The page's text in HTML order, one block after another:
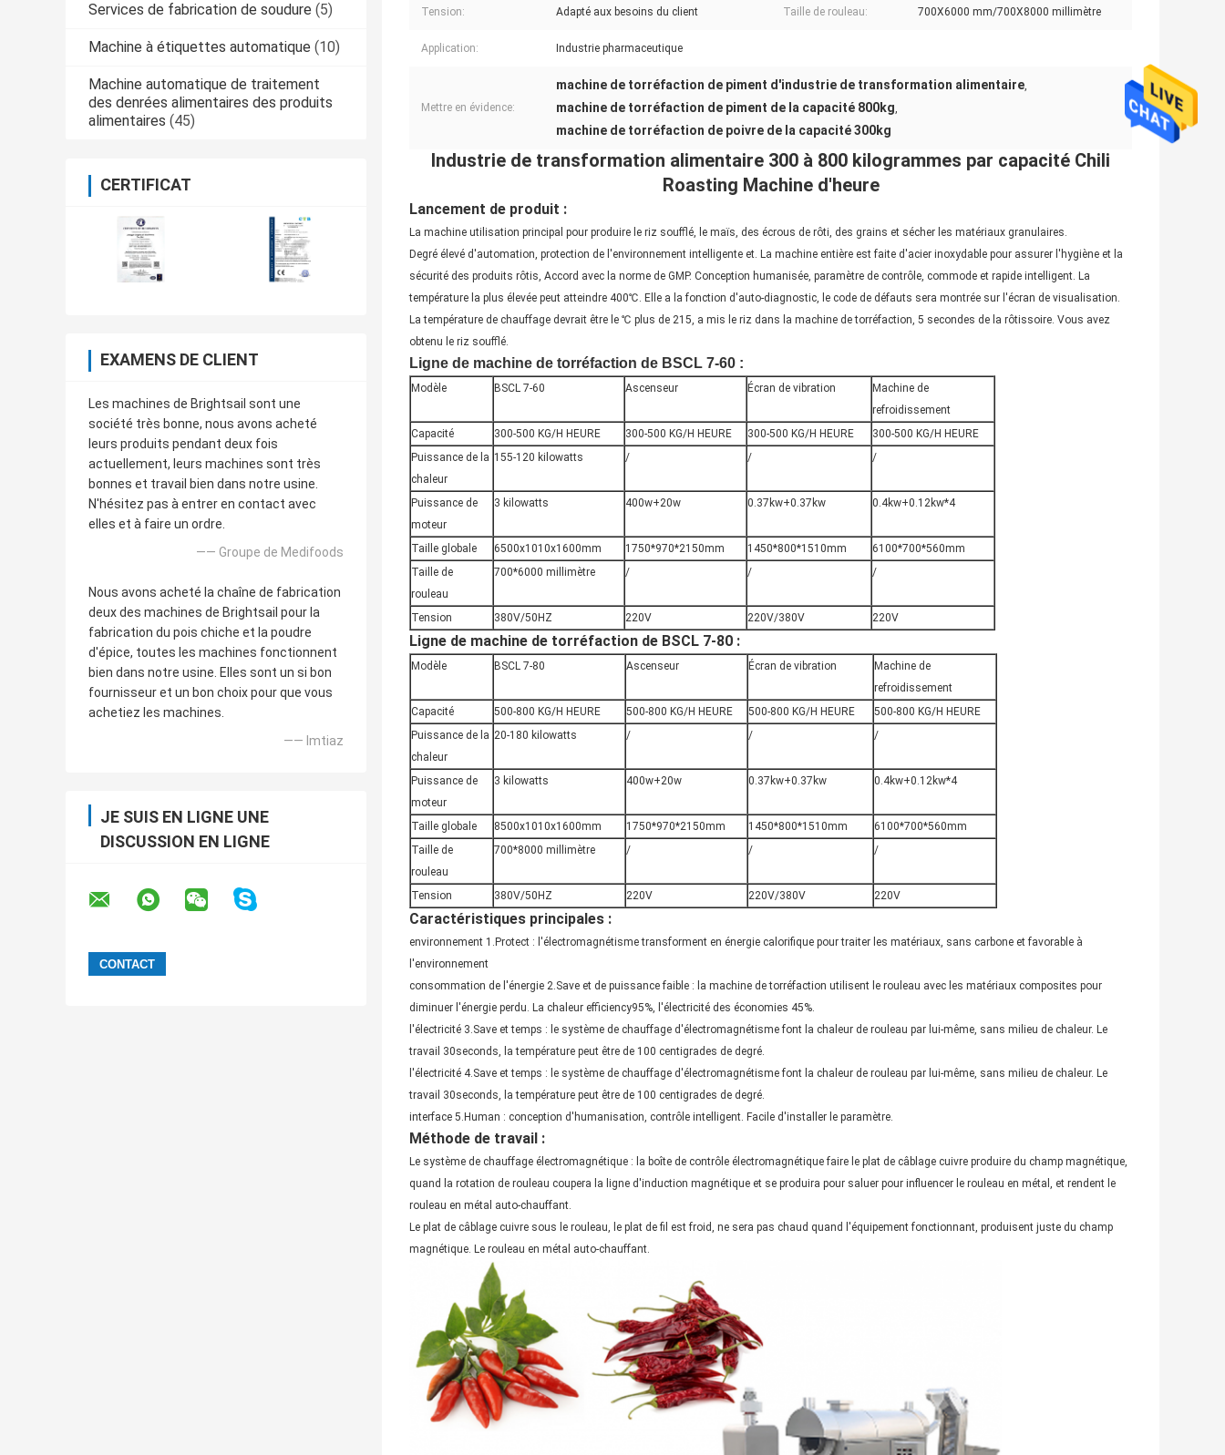
Services de fabrication de soudure (5)
Machine à étiquettes automatique (10)
Machine automatique de traitement
des denrées alimentaires des produits
alimentaires (45)
CERTIFICAT
EXAMENS DE CLIENT
Les machines de Brightsail sont une
société très bonne, nous avons acheté
leurs produits pendant deux fois
actuellement, leurs machines sont très
bonnes et travail bien dans notre usine.
N'hésitez pas à entrer en contact avec
elles et à faire un ordre.
—— Groupe de Medifoods
Nous avons acheté la chaîne de fabrication
deux des machines de Brightsail pour la
fabrication du pois chiche et la poudre
d'épice, toutes les machines fonctionnent
bien dans notre usine. Elles sont un si bon
fournisseur et un bon choix pour que vous
achetiez les machines.
—— Imtiaz
JE SUIS EN LIGNE UNE
DISCUSSION EN LIGNE
Tension: Adapté aux besoins du client Taille de rouleau: 700X6000 mm/700X8000 millimètre
Application: Industrie pharmaceutique
Mettre en évidence:
machine de torréfaction de piment d'industrie de transformation alimentaire,
machine de torréfaction de piment de la capacité 800kg,
machine de torréfaction de poivre de la capacité 300kg
Industrie de transformation alimentaire 300 à 800 kilogrammes par capacité Chili
Roasting Machine d'heure
Lancement de produit :
La machine utilisation principal pour produire le riz soufflé, le maïs, des écrous de rôti, des grains et sécher les matériaux granulaires.
Degré élevé d'automation, protection de l'environnement intelligente et. La machine entière est faite d'acier inoxydable pour assurer l'hygiène et la
sécurité des produits rôtis, Accord avec la norme de GMP. Conception humanisée, paramètre de contrôle, commode et rapide intelligent. La
température la plus élevée peut atteindre 400℃. Elle a la fonction d'auto-diagnostic, le code de défauts sera montrée sur l'écran de visualisation.
La température de chauffage devrait être le ℃ plus de 215, a mis le riz dans la machine de torréfaction, 5 secondes de la rôtissoire. Vous avez
obtenu le riz soufflé.
Ligne de machine de torréfaction de BSCL 7-60 :
Modèle BSCL 7-60 Ascenseur Écran de vibration
Machine de
refroidissement
Capacité
300-500 KG/H HEURE 300-500 KG/H HEURE 300-500 KG/H HEURE
300-500 KG/H HEURE
Puissance de la
chaleur
155-120 kilowatts / / /
Puissance de
moteur
3 kilowatts 400w+20w 0.37kw+0.37kw 0.4kw+0.12kw*4
Taille globale 6500x1010x1600mm 1750*970*2150mm 1450*800*1510mm
6100*700*560mm
Taille de
rouleau
700*6000 millimètre / / /
Tension 380V/50HZ 220V 220V/380V 220V
Ligne de machine de torréfaction de BSCL 7-80 :
Modèle BSCL 7-80 Ascenseur Écran de vibration
Machine de
refroidissement
Capacité
500-800 KG/H HEURE 500-800 KG/H HEURE 500-800 KG/H HEURE
500-800 KG/H HEURE
Puissance de la
chaleur
20-180 kilowatts / / /
Puissance de
moteur
3 kilowatts 400w+20w 0.37kw+0.37kw 0.4kw+0.12kw*4
Taille globale 8500x1010x1600mm 1750*970*2150mm 1450*800*1510mm
6100*700*560mm
Taille de
rouleau
700*8000 millimètre / / /
Tension 380V/50HZ 220V 220V/380V 220V
Caractéristiques principales :
environnement 1.Protect : l'électromagnétisme transforment en énergie calorifique pour traiter les matériaux, sans carbone et favorable à
l'environnement
consommation de l'énergie 2.Save et de puissance faible : la machine de torréfaction utilisent le rouleau avec les matériaux composites pour
diminuer l'énergie perdu. La chaleur efficiency95%, l'électricité des économies 45%.
l'électricité 3.Save et temps : le système de chauffage d'électromagnétisme font la chaleur de rouleau par lui-même, sans milieu de chaleur. Le
travail 30seconds, la température peut être de 100 centigrades de degré.
l'électricité 4.Save et temps : le système de chauffage d'électromagnétisme font la chaleur de rouleau par lui-même, sans milieu de chaleur. Le
travail 30seconds, la température peut être de 100 centigrades de degré.
interface 5.Human : conception d'humanisation, contrôle intelligent. Facile d'installer le paramètre.
Méthode de travail :
Le système de chauffage électromagnétique : la boîte de contrôle électromagnétique faire le plat de câblage cuivre produire du champ magnétique,
quand la rotation de rouleau coupera la ligne d'induction magnétique et se produira pour saluer pour influencer le rouleau en métal, et rendent le
rouleau en métal auto-chauffant.
Le plat de câblage cuivre sous le rouleau, le plat de fil est froid, ne sera pas chaud quand l'équipement fonctionnant, produisent juste du champ
magnétique. Le rouleau en métal auto-chauffant.